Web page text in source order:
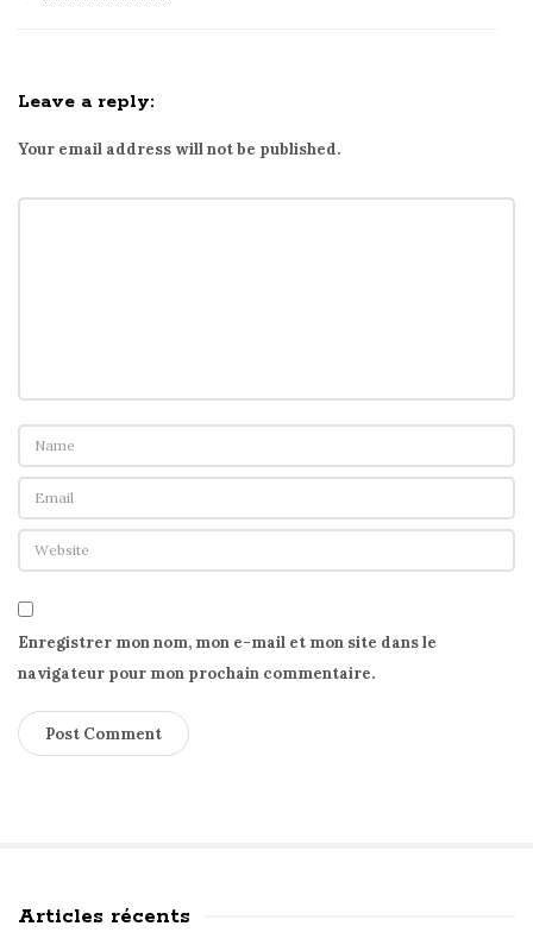
Leave a reply:
Your email address will not be published.
Enregistrer mon nom, mon e-mail et mon site dans le
navigateur pour mon prochain commentaire.
S
Articles récents